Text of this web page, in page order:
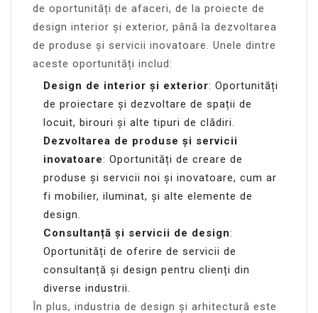
de oportunități de afaceri, de la proiecte de
design interior și exterior, până la dezvoltarea
de produse și servicii inovatoare. Unele dintre
aceste oportunități includ:
Design de interior și exterior: Oportunități
de proiectare și dezvoltare de spații de
locuit, birouri și alte tipuri de clădiri.
Dezvoltarea de produse și servicii
inovatoare: Oportunități de creare de
produse și servicii noi și inovatoare, cum ar
fi mobilier, iluminat, și alte elemente de
design.
Consultanță și servicii de design:
Oportunități de oferire de servicii de
consultanță și design pentru clienți din
diverse industrii.
În plus, industria de design și arhitectură este